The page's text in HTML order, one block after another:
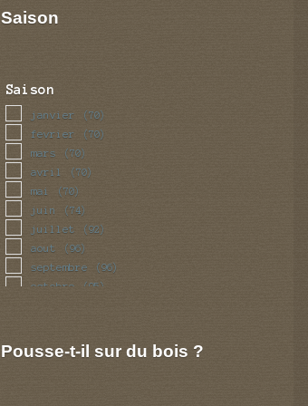
Saison
Saison
janvier (70)
fevrier (70)
mars (70)
avril (70)
mai (70)
juin (74)
juillet (92)
aout (96)
septembre (96)
octobre (95)
Pousse-t-il sur du bois ?